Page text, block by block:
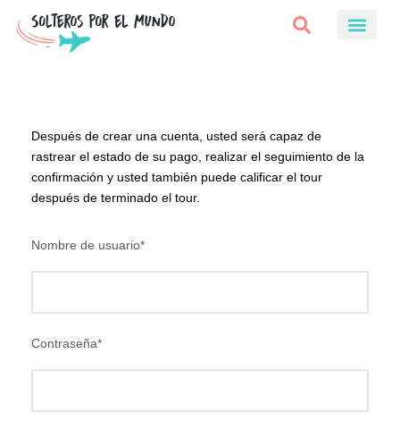
Después de crear una cuenta, usted será capaz de
rastrear el estado de su pago, realizar el seguimiento de la
confirmación y usted también puede calificar el tour
después de terminado el tour.
Nombre de usuario*
Contraseña*